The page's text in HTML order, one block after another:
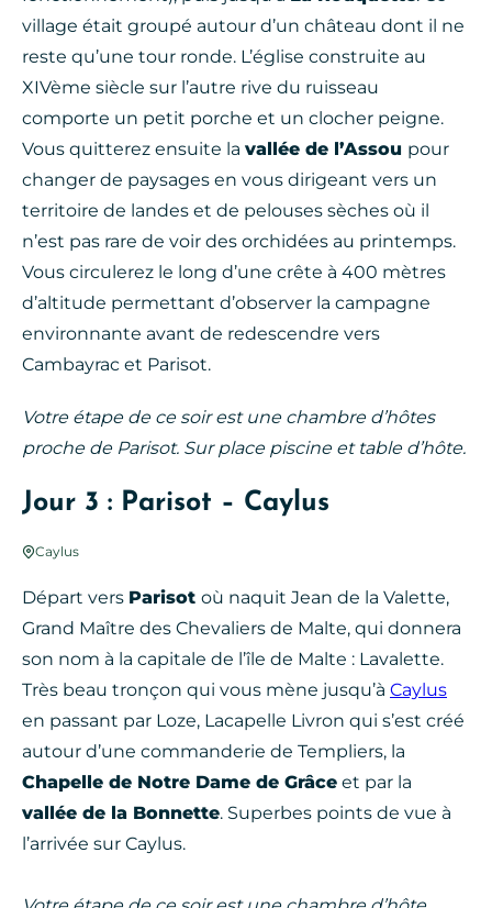
village était groupé autour d’un château dont il ne
reste qu’une tour ronde. L’église construite au
XIVème siècle sur l’autre rive du ruisseau
comporte un petit porche et un clocher peigne.
Vous quitterez ensuite la vallée de l’Assou pour
changer de paysages en vous dirigeant vers un
territoire de landes et de pelouses sèches où il
n’est pas rare de voir des orchidées au printemps.
Vous circulerez le long d’une crête à 400 mètres
d’altitude permettant d’observer la campagne
environnante avant de redescendre vers
Cambayrac et Parisot.
Votre étape de ce soir est une chambre d’hôtes
proche de Parisot. Sur place piscine et table d’hôte.
Jour 3 : Parisot – Caylus
Caylus
Départ vers Parisot où naquit Jean de la Valette,
Grand Maître des Chevaliers de Malte, qui donnera
son nom à la capitale de l’île de Malte : Lavalette.
Très beau tronçon qui vous mène jusqu’à Caylus
en passant par Loze, Lacapelle Livron qui s’est créé
autour d’une commanderie de Templiers, la
Chapelle de Notre Dame de Grâce et par la
vallée de la Bonnette. Superbes points de vue à
l’arrivée sur Caylus.